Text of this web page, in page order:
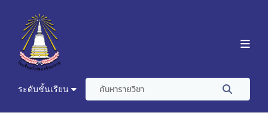
ระดับชั้นเรียน